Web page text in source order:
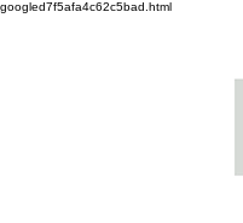
googled7f5afa4c62c5bad.html